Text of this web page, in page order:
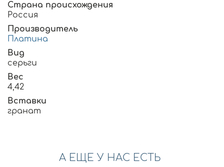
Страна происхождения
Россия
Производитель
Платина
Вид
серьги
Вес
4,42
Вставки
гранат
А ЕЩЕ У НАС ЕСТЬ